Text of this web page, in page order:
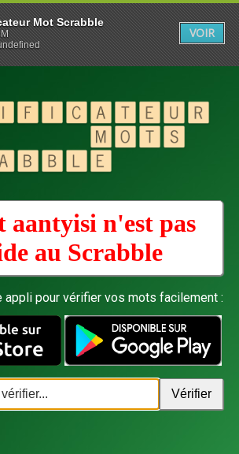
aantyisi n'est pas
au Scrabble
appli pour vérifier vos mots facilement :
Mot Scrabble
VOIR